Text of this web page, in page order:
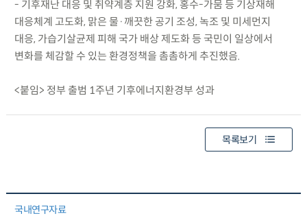
- 기후재난 대응 및 취약계층 지원 강화, 홍수-가뭄 등 기상재해
대응체계 고도화, 맑은 물·깨끗한 공기 조성, 녹조 및 미세먼지
대응, 가습기살균제 피해 국가 배상 제도화 등 국민이 일상에서
변화를 체감할 수 있는 환경정책을 촘촘하게 추진했음.
<붙임> 정부 출범 1주년 기후에너지환경부 성과
목록보기
국내연구자료